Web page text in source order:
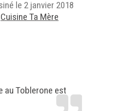
le 2 janvier 2018
Cuisine Ta Mère
au Toblerone est